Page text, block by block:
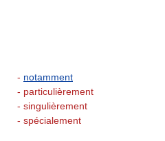
- notamment
- particulièrement
- singulièrement
- spécialement